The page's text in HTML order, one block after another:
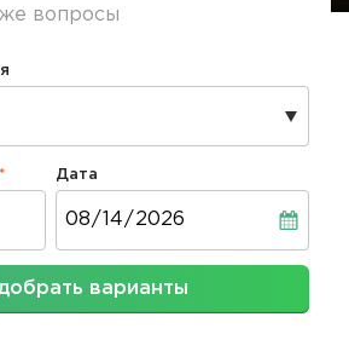
вопросы
Дата
варианты